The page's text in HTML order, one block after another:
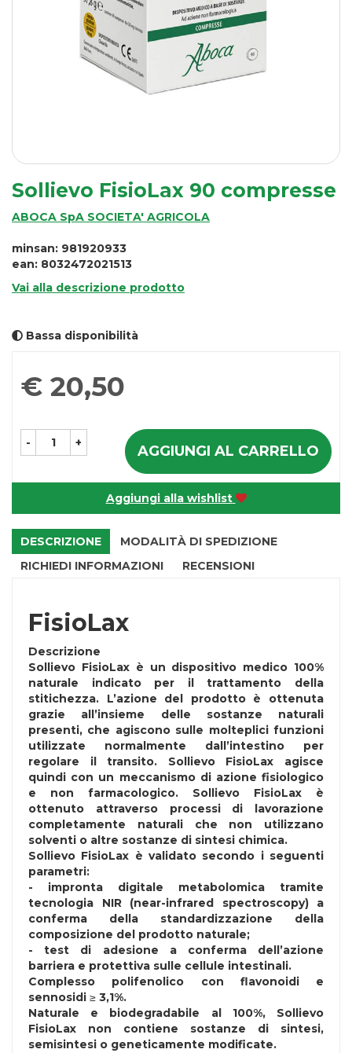
Sollievo FisioLax 90 compresse
ABOCA SpA SOCIETA' AGRICOLA
minsan: 981920933
ean: 8032472021513
Vai alla descrizione prodotto
Bassa disponibilità
Prezzo
€ 20,50
- + AGGIUNGI AL CARRELLO
Aggiungi alla wishlist
DESCRIZIONE
MODALITÀ DI SPEDIZIONE
RICHIEDI INFORMAZIONI
RECENSIONI
FisioLax
Descrizione
Sollievo FisioLax è un dispositivo medico 100%
naturale indicato per il trattamento della
stitichezza. L’azione del prodotto è ottenuta
grazie all’insieme delle sostanze naturali
presenti, che agiscono sulle molteplici funzioni
utilizzate normalmente dall’intestino per
regolare il transito. Sollievo FisioLax agisce
quindi con un meccanismo di azione fisiologico
e non farmacologico. Sollievo FisioLax è
ottenuto attraverso processi di lavorazione
completamente naturali che non utilizzano
solventi o altre sostanze di sintesi chimica.
Sollievo FisioLax è validato secondo i seguenti
parametri:
- impronta digitale metabolomica tramite
tecnologia NIR (near-infrared spectroscopy) a
conferma della standardizzazione della
composizione del prodotto naturale;
- test di adesione a conferma dell’azione
barriera e protettiva sulle cellule intestinali.
Complesso polifenolico con flavonoidi e
sennosidi ≥ 3,1%.
Naturale e biodegradabile al 100%, Sollievo
FisioLax non contiene sostanze di sintesi,
semisintesi o geneticamente modificate.